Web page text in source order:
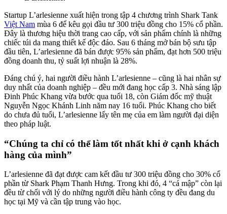
Startup L’arlesienne xuất hiện trong tập 4 chương trình Shark Tank
Việt Nam mùa 6 để kêu gọi đầu tư 300 triệu đồng cho 15% cổ phần.
Đây là thương hiệu thời trang cao cấp, với sản phẩm chính là những
chiếc túi da mang thiết kế độc đáo. Sau 6 tháng mở bán bộ sưu tập
đầu tiên, L’arlesienne đã bán được 95% sản phẩm, đạt hơn 500 triệu
đồng doanh thu, tỷ suất lợi nhuận là 28%.
Đáng chú ý, hai người điều hành L’arlesienne – cũng là hai nhân sự
duy nhất của doanh nghiệp – đều mới đang học cấp 3. Nhà sáng lập
Đinh Phúc Khang vừa bước qua tuổi 18, còn Giám đốc mỹ thuật
Nguyễn Ngọc Khánh Linh năm nay 16 tuổi. Phúc Khang cho biết
do chưa đủ tuổi, L’arlesienne lấy tên mẹ của em làm người đại diện
theo pháp luật.
“Chúng ta chỉ có thể làm tốt nhất khi ở cạnh khách
hàng của mình”
L’arlesienne đã đạt được cam kết đầu tư 300 triệu đồng cho 30% cổ
phần từ Shark Phạm Thanh Hưng. Trong khi đó, 4 “cá mập” còn lại
đều từ chối với lý do những người điều hành công ty đều đang du
học tại Mỹ và cần tập trung vào học.